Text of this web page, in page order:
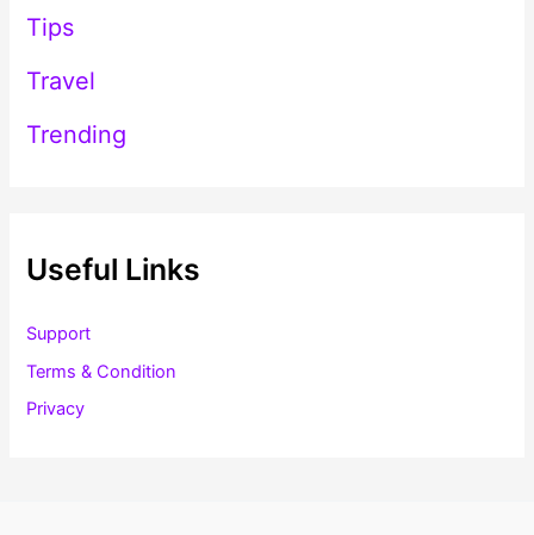
Tips
Travel
Trending
Useful Links
Support
Terms & Condition
Privacy